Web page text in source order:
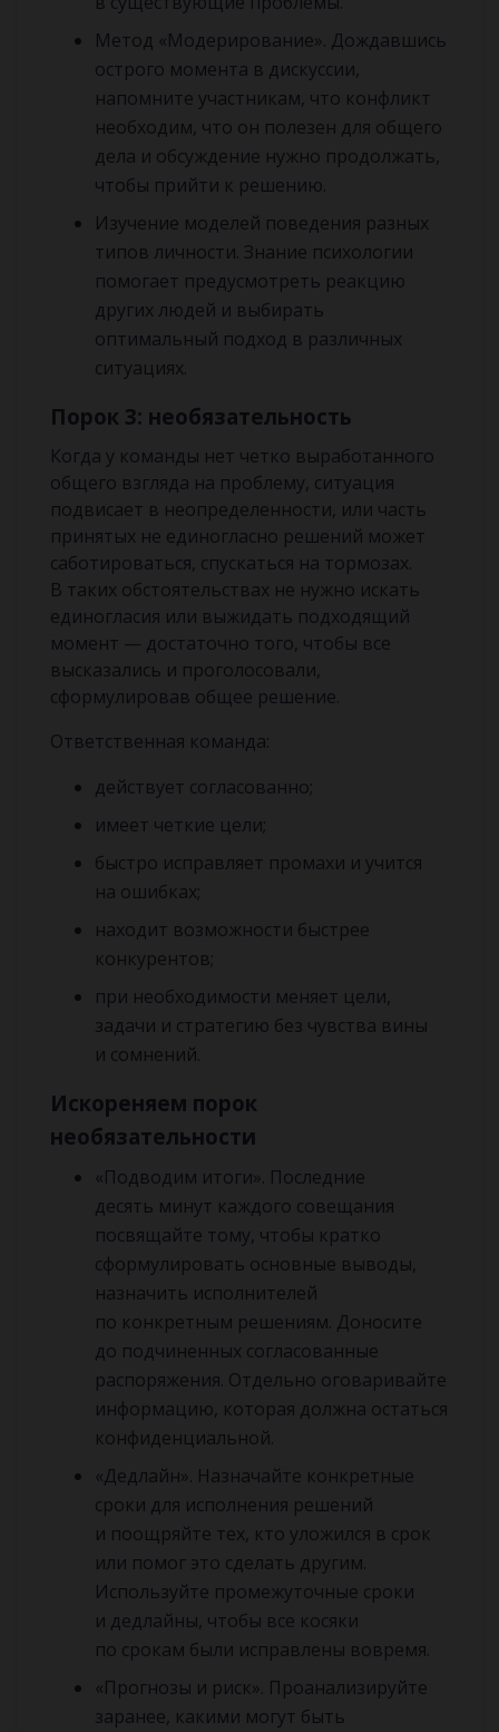
Метод «Модерирование». Дождавшись
острого момента в дискуссии,
напомните участникам, что конфликт
необходим, что он полезен для общего
дела и обсуждение нужно продолжать,
чтобы прийти к решению.
Изучение моделей поведения разных
типов личности. Знание психологии
помогает предусмотреть реакцию
других людей и выбирать
оптимальный подход в различных
ситуациях.
Порок 3: необязательность
Когда у команды нет четко выработанного
общего взгляда на проблему, ситуация
подвисает в неопределенности, или часть
принятых не единогласно решений может
саботироваться, спускаться на тормозах.
В таких обстоятельствах не нужно искать
единогласия или выжидать подходящий
момент — достаточно того, чтобы все
высказались и проголосовали,
сформулировав общее решение.
Ответственная команда:
действует согласованно;
имеет четкие цели;
быстро исправляет промахи и учится
на ошибках;
находит возможности быстрее
конкурентов;
при необходимости меняет цели,
задачи и стратегию без чувства вины
и сомнений.
Искореняем порок
необязательности
«Подводим итоги». Последние
десять минут каждого совещания
посвящайте тому, чтобы кратко
сформулировать основные выводы,
назначить исполнителей
по конкретным решениям. Доносите
до подчиненных согласованные
распоряжения. Отдельно оговаривайте
информацию, которая должна остаться
конфиденциальной.
«Дедлайн». Назначайте конкретные
сроки для исполнения решений
и поощряйте тех, кто уложился в срок
или помог это сделать другим.
Используйте промежуточные сроки
и дедлайны, чтобы все косяки
по срокам были исправлены вовремя.
«Прогнозы и риск». Проанализируйте
заранее, какими могут быть